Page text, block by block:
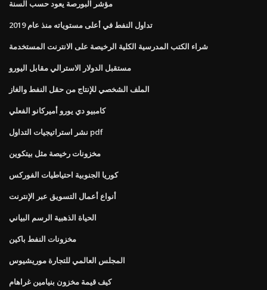
مؤشر البورصة يعود حسب السنة
تداول النفط في أعلى مستوياته منذ عام 2019
شراء الكتب المدرسية الكلية الرخيصة على الانترنت المستخدمة
مستقبل الدولار الاسترالي مقابل اليورو
الملف الشخصي للإنتاج من حقل النفط والغاز
كامبيو دي يورو أميركانو الفعلي
نشر استراتيجيات التداول pdf
مخزونات رخيصة مثل بيتكوين
كوريا الجنوبية احتياطيات الفوركس
أنواع أعمال التسويق عبر الإنترنت
الحياة الذهبية الرسم البياني
مخزونات النفط باكين
المجلس العالمي للتجارة موريشيوس
كيف قيمة مخزون بنيامين غراهام